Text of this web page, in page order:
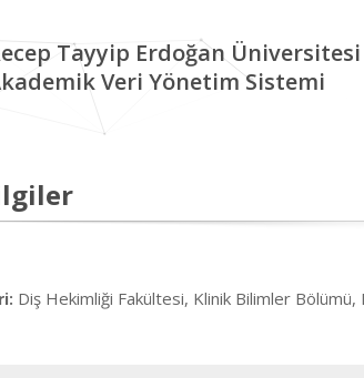
Tayyip Erdoğan Üniversitesi
Veri Yönetim Sistemi
Diş Hekimliği Fakültesi, Klinik Bilimler